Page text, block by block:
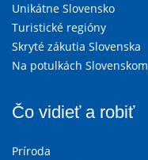
Unikátne Slovensko
Turistické regióny
Skryté zákutia Slovenska
Na potulkách Slovenskom
Čo vidieť a robiť
Príroda